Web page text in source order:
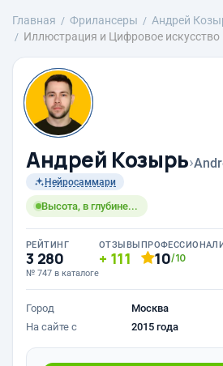
Главная Фрилансеры Андрей
Иллюстрация и Цифровое искусство
Андрей Козырь›
Нейросаммари
Высота, в глубине...
РЕЙТИНГ
3 280
№ 747 в каталоге
ОТЗЫВЫ
111 10/10
Город
Москва
На сайте с
2015 года